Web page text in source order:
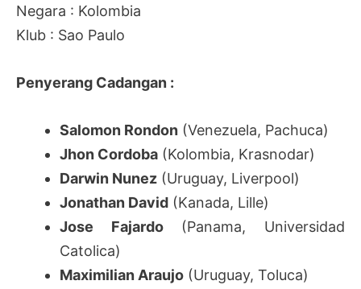
Negara : Kolombia
Klub : Sao Paulo
Penyerang Cadangan :
Salomon Rondon (Venezuela, Pachuca)
Jhon Cordoba (Kolombia, Krasnodar)
Darwin Nunez (Uruguay, Liverpool)
Jonathan David (Kanada, Lille)
Jose Fajardo(Panama, Universidad
Catolica)
Maximilian Araujo (Uruguay, Toluca)